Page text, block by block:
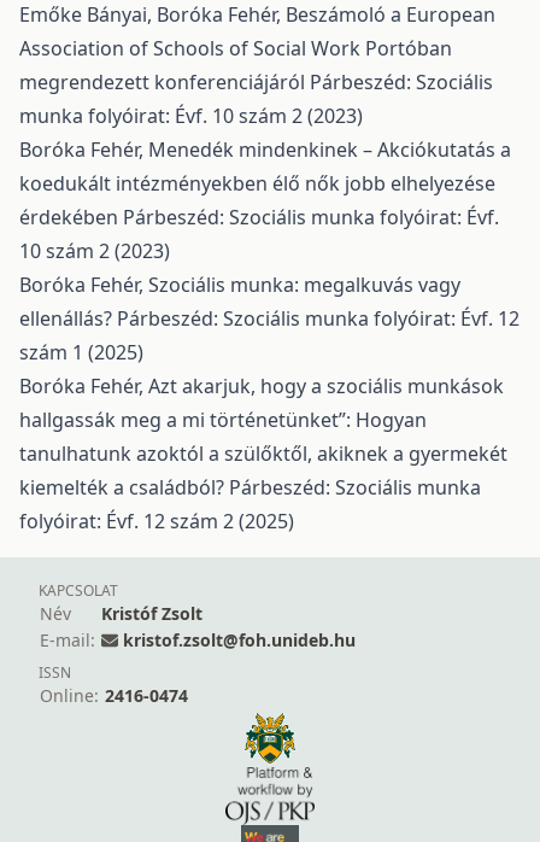
Emőke Bányai, Boróka Fehér, Beszámoló a European
Association of Schools of Social Work Portóban
megrendezett konferenciájáról Párbeszéd: Szociális
munka folyóirat: Évf. 10 szám 2 (2023)
Boróka Fehér, Menedék mindenkinek – Akciókutatás a
koedukált intézményekben élő nők jobb elhelyezése
érdekében Párbeszéd: Szociális munka folyóirat: Évf.
10 szám 2 (2023)
Boróka Fehér, Szociális munka: megalkuvás vagy
ellenállás? Párbeszéd: Szociális munka folyóirat: Évf. 12
szám 1 (2025)
Boróka Fehér, Azt akarjuk, hogy a szociális munkások
hallgassák meg a mi történetünket”: Hogyan
tanulhatunk azoktól a szülőktől, akiknek a gyermekét
kiemelték a családból? Párbeszéd: Szociális munka
folyóirat: Évf. 12 szám 2 (2025)
KAPCSOLAT
Név
Kristóf Zsolt
E-mail:
kristof.zsolt@foh.unideb.hu
ISSN
Online: 2416-0474